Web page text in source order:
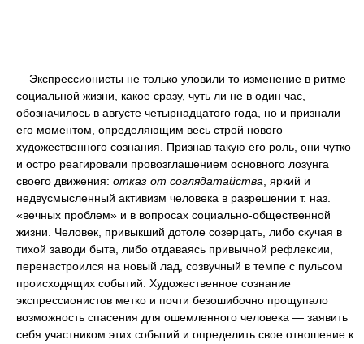
Экспрессионисты не только уловили то изменение в ритме
социальной жизни, какое сразу, чуть ли не в один час,
обозначилось в августе четырнадцатого года, но и признали
его моментом, определяющим весь строй нового
художественного сознания. Признав такую его роль, они чутко
и остро реагировали провозглашением основного лозунга
своего движения: отказ от соглядатайства , яркий и
недвусмысленный активизм человека в разрешении т. наз.
«вечных проблем» и в вопросах социально-общественной
жизни. Человек, привыкший дотоле созерцать, либо скучая в
тихой заводи быта, либо отдаваясь привычной рефлексии,
перенастроился на новый лад, созвучный в темпе с пульсом
происходящих событий. Художественное сознание
экспрессионистов метко и почти безошибочно прощупало
возможность спасения для ошемленного человека — заявить
себя участником этих событий и определить свое отношение к